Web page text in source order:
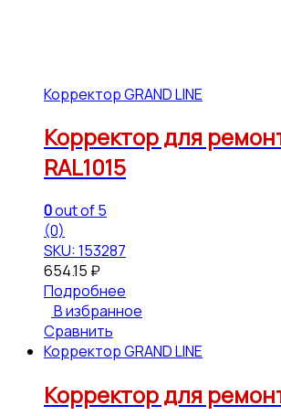
Корректор GRAND LINE
Корректор для
RAL1015
0out of 5
(0)
SKU: 153287
654.15 ₽
Подробнее
В избранное
Сравнить
Корректор GRAND LINE
Корректор для